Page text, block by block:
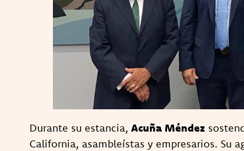
Durante su estancia, Acuña Méndez
California, asambleístas y empresarios. Su